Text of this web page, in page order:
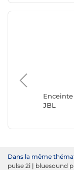
JBL
Dans la même
pulse 2i | bluesound